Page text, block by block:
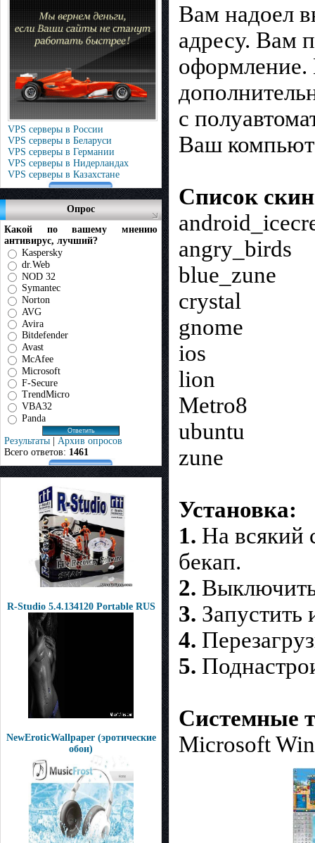
VPS серверы в России
VPS серверы в Беларуси
VPS серверы в Германии
VPS серверы в Нидерландах
VPS серверы в Казахстане
Опрос
Какой по вашему мнению
антивирус, лучший?
Kaspersky
dr.Web
NOD 32
Symantec
Norton
AVG
Avira
Bitdefender
Avast
McAfee
Microsoft
F-Secure
TrendMicro
VBA32
Panda
Результаты | Архив опросов
Всего ответов: 1461
R-Studio 5.4.134120 Portable RUS
NewEroticWallpaper (эротические
обои)
Вам надоел
адресу. Вам
оформление.
с
Ваш
Список
angry_birds
blue_zune
crystal
gnome
ios
lion
Metro8
ubuntu
zune
Установка:
1. На всякий
бекап.
2.
3. Запустить
4.
5.
Системные
Microsoft